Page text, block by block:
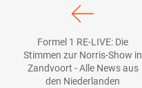
Formel 1 RE-LIVE: Die
Stimmen zur Norris-Show in
Zandvoort - Alle News aus
den Niederlanden